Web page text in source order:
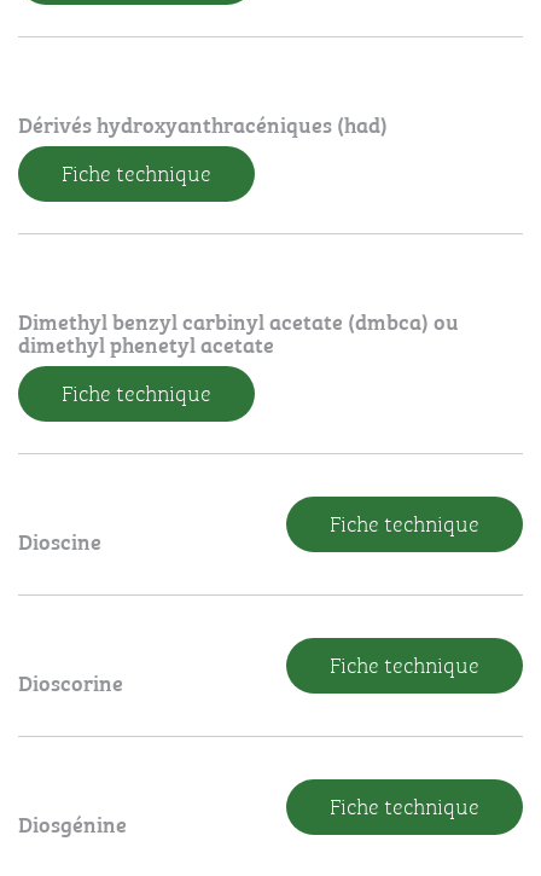
Dérivés hydroxyanthracéniques (had)
Fiche technique
Dimethyl benzyl carbinyl acetate (dmbca) ou
dimethyl phenetyl acetate
Fiche technique
Dioscine
Fiche technique
Dioscorine
Fiche technique
Diosgénine
Fiche technique